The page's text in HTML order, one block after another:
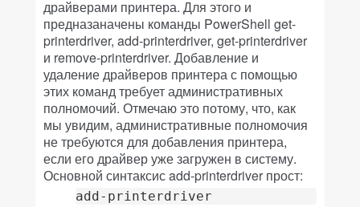
драйверами принтера. Для этого и
предназаначены команды PowerShell get-
printerdriver, add-printerdriver, get-printerdriver
и remove-printerdriver. Добавление и
удаление драйверов принтера с помощью
этих команд требует административных
полномочий. Отмечаю это потому, что, как
мы увидим, административные полномочия
не требуются для добавления принтера,
если его драйвер уже загружен в систему.
Основной синтаксис add-printerdriver прост:
add-printerdriver